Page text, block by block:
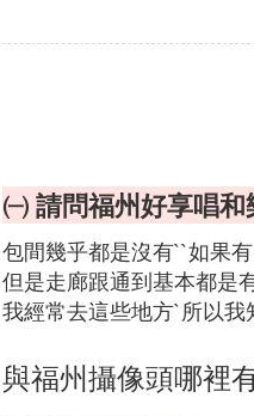
㈠ 請問福州好享唱
包間幾乎都是沒有``如果
但是走廊跟通到基本都是
我經常去這些地方`所以我
與福州攝像頭哪裡